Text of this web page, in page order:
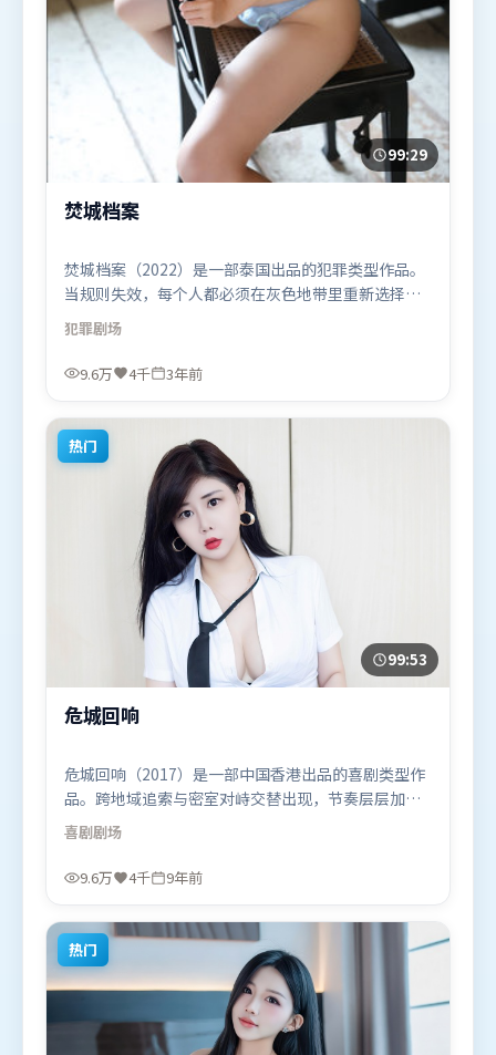
99:29
焚城档案
焚城档案（2022）是一部泰国出品的犯罪类型作品。
当规则失效，每个人都必须在灰色地带里重新选择立
场与底线。高潮段落信息密度高，情绪释放与主题回
扣同时完成。由毕赣执导，阿米尔·汗、全智贤、段
奕宏，基里安·墨菲、刘德华、宋康昊等联袂出演。
线，适合喜欢犯罪题材的观众观看。
犯罪剧场
9.6万 4千 3年前
热门
99:53
危城回响
危城回响（2017）是一部中国香港出品的喜剧类型作
品。跨地域追索与密室对峙交替出现，节奏层层加
码，张力持续上扬。类型元素被重新组合，既致敬经
典也尝试突破套路。由管虎执导，雷佳音、李政宰、
吴京，张译、赵丽颖、王景春等联袂出演。影片于
合喜欢喜剧题材的观众观看。
喜剧剧场
9.6万 4千 9年前
热门